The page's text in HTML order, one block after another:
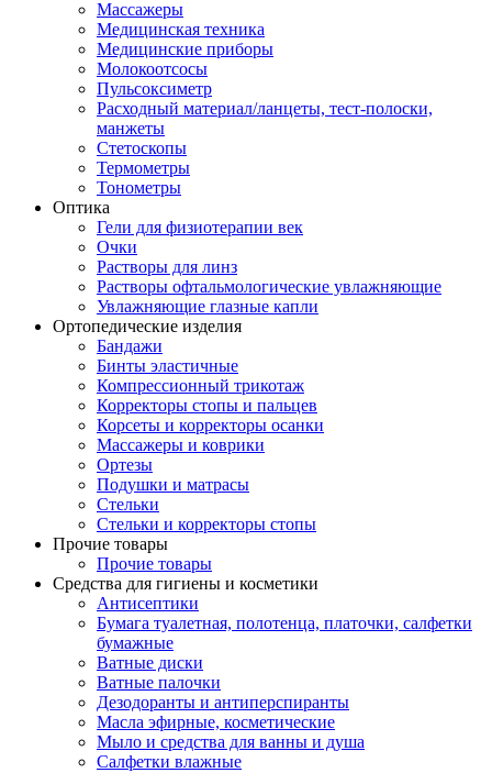
Массажеры
Медицинская техника
Медицинские приборы
Молокоотсосы
Пульсоксиметр
Расходный материал/ланцеты, тест-полоски,
манжеты
Стетоскопы
Термометры
Тонометры
Оптика
Гели для физиотерапии век
Очки
Растворы для линз
Растворы офтальмологические увлажняющие
Увлажняющие глазные капли
Ортопедические изделия
Бандажи
Бинты эластичные
Компрессионный трикотаж
Корректоры стопы и пальцев
Корсеты и корректоры осанки
Массажеры и коврики
Ортезы
Подушки и матрасы
Стельки
Стельки и корректоры стопы
Прочие товары
Прочие товары
Средства для гигиены и косметики
Антисептики
Бумага туалетная, полотенца, платочки, салфетки
бумажные
Ватные диски
Ватные палочки
Дезодоранты и антиперспиранты
Масла эфирные, косметические
Мыло и средства для ванны и душа
Салфетки влажные